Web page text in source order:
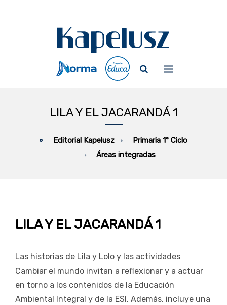
LILA Y EL JACARANDÁ 1
Editorial Kapelusz
Primaria 1° Ciclo
Áreas integradas
LILA Y EL JACARANDÁ 1
Las historias de Lila y Lolo y las actividades
Cambiar el mundo invitan a reflexionar y a actuar
en torno a los contenidos de la Educación
Ambiental Integral y de la ESI. Además, incluye una